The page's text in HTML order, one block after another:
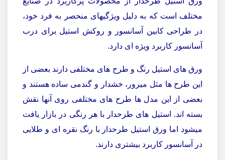
مختلف است که به دلیل ویژگیهای منحصر به فرد خود،
در طراحی کابین آسانسور و روکش استیل برای درب
آسانسور کاربرد ویژه ای دارد.
ورق های استیل رنگ و طرح های مختلفی دارند بعضی از
این طرح ها مثل میرور، خشدار و گندمی ساده هستند و
بعضی از این مدل ها طرح های مختلفی روی آنها نقش
بسته اند. استیل های طرحدار با هر رنگی در بازار یافت
میشود اما ورق استیل طرحدار با رنگ نقره ای و طلایی
در آسانسور کاربرد بیشتری دارند.